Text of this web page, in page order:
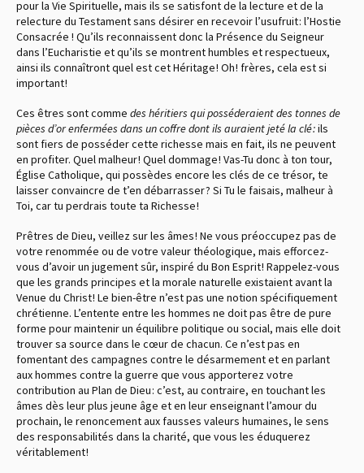
pour la Vie Spirituelle, mais ils se satisfont de la lecture et de la
relecture du Testament sans désirer en recevoir l’usufruit : l’Hostie
Consacrée ! Qu’ils reconnaissent donc la Présence du Seigneur
dans l’Eucharistie et qu’ils se montrent humbles et respectueux,
ainsi ils connaîtront quel est cet Héritage ! Oh ! frères, cela est si
important !
Ces êtres sont comme des héritiers qui posséderaient des tonnes de
pièces d’or enfermées dans un coffre dont ils auraient jeté la clé :ils
sont fiers de posséder cette richesse mais en fait, ils ne peuvent
en profiter. Quel malheur ! Quel dommage ! Vas-Tu donc à ton tour,
Église Catholique, qui possèdes encore les clés de ce trésor, te
laisser convaincre de t’en débarrasser ? Si Tu le faisais, malheur à
Toi, car tu perdrais toute ta Richesse !
Prêtres de Dieu, veillez sur les âmes ! Ne vous préoccupez pas de
votre renommée ou de votre valeur théologique, mais efforcez-
vous d’avoir un jugement sûr, inspiré du Bon Esprit ! Rappelez-vous
que les grands principes et la morale naturelle existaient avant la
Venue du Christ ! Le bien-être n’est pas une notion spécifiquement
chrétienne. L’entente entre les hommes ne doit pas être de pure
forme pour maintenir un équilibre politique ou social, mais elle doit
trouver sa source dans le cœur de chacun. Ce n’est pas en
fomentant des campagnes contre le désarmement et en parlant
aux hommes contre la guerre que vous apporterez votre
contribution au Plan de Dieu : c’est, au contraire, en touchant les
âmes dès leur plus jeune âge et en leur enseignant l’amour du
prochain, le renoncement aux fausses valeurs humaines, le sens
des responsabilités dans la charité, que vous les éduquerez
véritablement !